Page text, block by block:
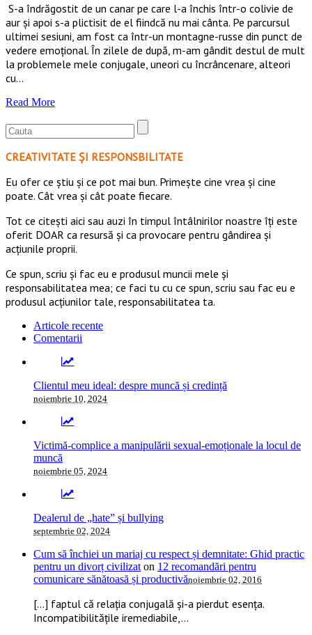
S-a îndrăgostit de un canar pe care l-a închis într-o colivie de
aur și apoi s-a plictisit de el fiindcă nu mai cânta. Pe parcursul
ultimei sesiuni, am fost ca într-un montagne-russe din punct de
vedere emoțional. În zilele de după, m-am gândit destul de mult
la problemele mele conjugale, uneori cu încrâncenare, alteori
cu…
Read More
CREATIVITATE ȘI RESPONSBILITATE
Eu ofer ce ştiu şi ce pot mai bun. Primeşte cine vrea şi cine
poate. Cât vrea şi cât poate fiecare.
Tot ce citești aici sau auzi în timpul întâlnirilor noastre îți este
oferit DOAR ca resursă şi ca provocare pentru gândirea și
acţiunile proprii.
Ce spun, scriu și fac eu e produsul muncii mele și
responsabilitatea mea; ce faci tu cu ce spun, scriu sau fac eu e
produsul acțiunilor tale, responsabilitatea ta.
Articole recente
Comentarii
Clientul meu ideal: despre muncă și credință
noiembrie 10, 2024
Victimă-complice a manipulării sexual-emoționale la locul de
muncă
noiembrie 05, 2024
Dealerul de „hate” și bullying
septembrie 02, 2024
Cum să închiei un mariaj cu respect și demnitate: Ghid practic
pentru un divorț civilizat on 12 recomandări pentru
comunicare sănătoasă și productivănoiembrie 02, 2016
[…] faptul că relația conjugală și-a pierdut esența.
Incompatibilitățile iremediabile,...